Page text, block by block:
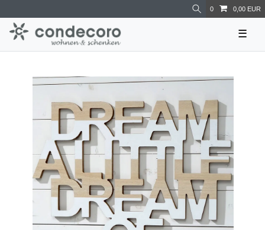
0 0,00 EUR
☰